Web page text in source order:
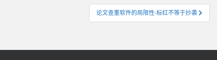
论文查重软件的局限性-标红不等于抄袭